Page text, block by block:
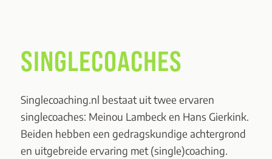
SINGLECOACHES
Singlecoaching.nl bestaat uit twee ervaren
singlecoaches: Meinou Lambecken Hans Gierkink.
Beiden hebben een gedragskundige achtergrond
en uitgebreide ervaring met (single)coaching.